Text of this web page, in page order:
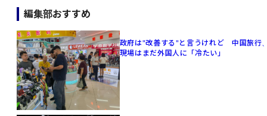
編集部おすすめ
政府は"改善する"と言うけれど 中国旅行
現場はまだ外国人に「冷たい」